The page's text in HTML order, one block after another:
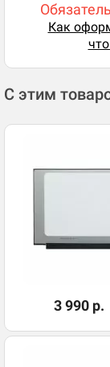
Как
С этим
3 990 р.